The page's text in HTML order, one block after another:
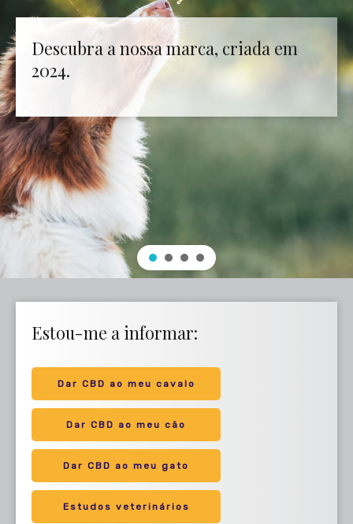
Descubra a nossa marca, criada em
2024.
Estou-me a informar:
Dar CBD ao meu cavalo
Dar CBD ao meu cão
Dar CBD ao meu gato
Estudos veterinários